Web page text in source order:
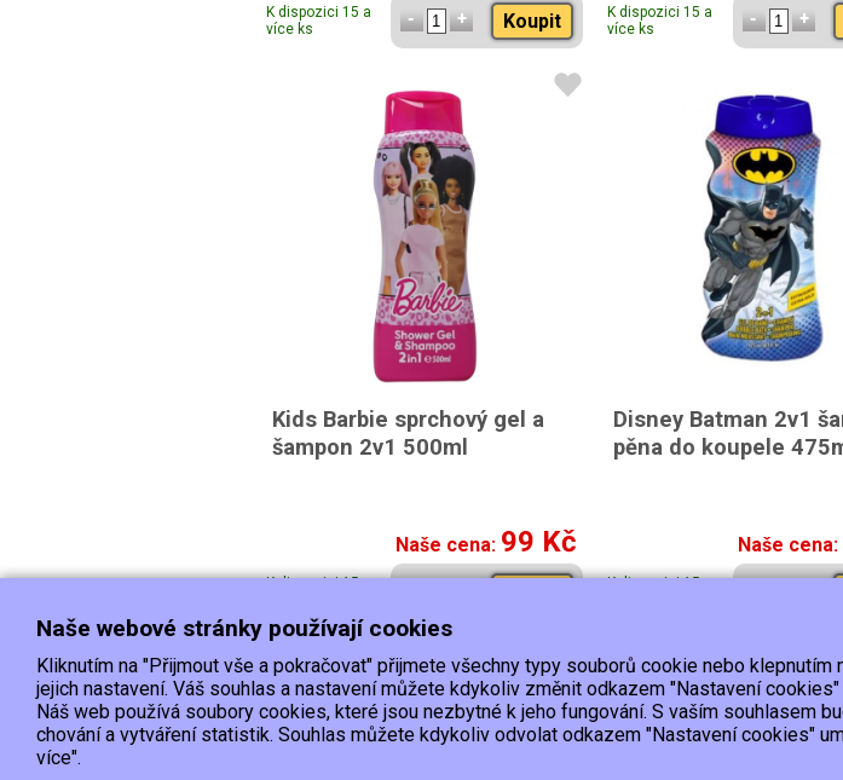
K dispozici 15 a
více ks
Koupit
K dispozici 15 a
více ks
Kids Barbie sprchový gel a
šampon 2v1 500ml
Naše cena: 99 Kč
K dispozici 15 a
Disney Batman 2v1
pěna do koupele
Naše cena:
K dispozici 15 a
Doprava Platba Kontakt/Reklamace
EET :Podle zákona o evidenci tržeb je prodávající povinen vystavit kupujícímu účtenku.
Naše webové stránky používají cookies
Kliknutím na "Přijmout vše a pokračovat" přijmete všechny typy souborů cookie nebo
jejich nastavení. Váš souhlas a nastavení můžete kdykoliv změnit odkazem "Nastavení
Náš web používá soubory cookies, které jsou nezbytné k jeho fungování. S vaším souhlasem
chování a vytváření statistik. Souhlas můžete kdykoliv odvolat odkazem "Nastavení cookies"
více".